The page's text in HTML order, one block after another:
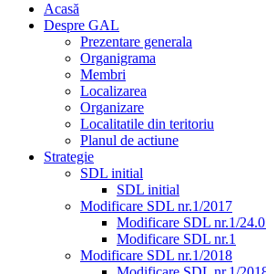
Acasă
Despre GAL
Prezentare generala
Organigrama
Membri
Localizarea
Organizare
Localitatile din teritoriu
Planul de actiune
Strategie
SDL initial
SDL initial
Modificare SDL nr.1/2017
Modificare SDL nr.1/
Modificare SDL nr.1
Modificare SDL nr.1/2018